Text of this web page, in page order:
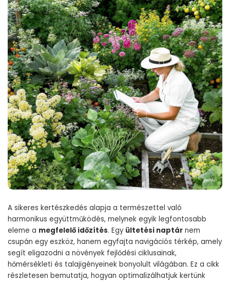
A sikeres kertészkedés alapja a természettel való
harmonikus együttműködés, melynek egyik legfontosabb
eleme a megfelelő időzítés. Egy ültetési naptár nem
csupán egy eszköz, hanem egyfajta navigációs térkép, amely
segít eligazodni a növények fejlődési ciklusainak,
hőmérsékleti és talajigényeinek bonyolult világában. Ez a cikk
részletesen bemutatja, hogyan optimalizálhatjuk kertünk